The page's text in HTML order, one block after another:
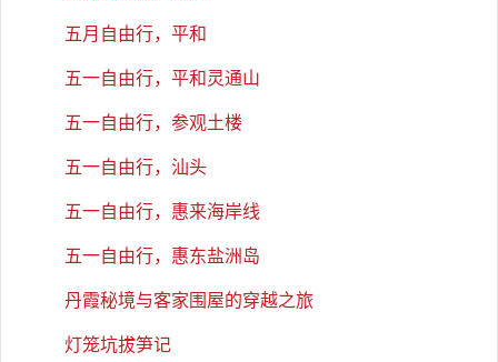
五月自由行，平和
五一自由行，平和灵通山
五一自由行，参观土楼
五一自由行，汕头
五一自由行，惠来海岸线
五一自由行，惠东盐洲岛
丹霞秘境与客家围屋的穿越之旅
灯笼坑拔笋记